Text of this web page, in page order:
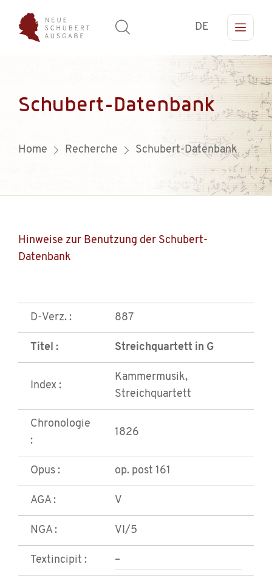
DE
Schubert-Datenbank
Home Recherche Schubert-Datenbank
Hinweise zur Benutzung der Schubert-
Datenbank
D-Verz. : 887
Titel : Streichquartett in G
Index :
Kammermusik,
Streichquartett
Chronologie
:
1826
Opus : op. post 161
AGA : V
NGA : VI/5
Textincipit : –